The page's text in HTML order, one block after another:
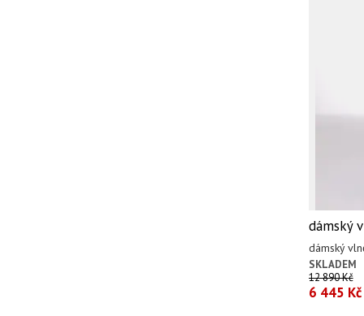
dámský
dámský
SKLADEM
12 890 Kč
6 445 Kč